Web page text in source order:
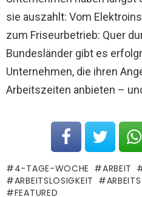
sie auszahlt: Vom
zum Friseurbetrieb: Quer
Bundesländer gibt es
Unternehmen, die ihren
Arbeitszeiten anbieten –
4-TAGE-WOCHE ARBEIT
ARBEITSLOSIGKEIT
FEATURED